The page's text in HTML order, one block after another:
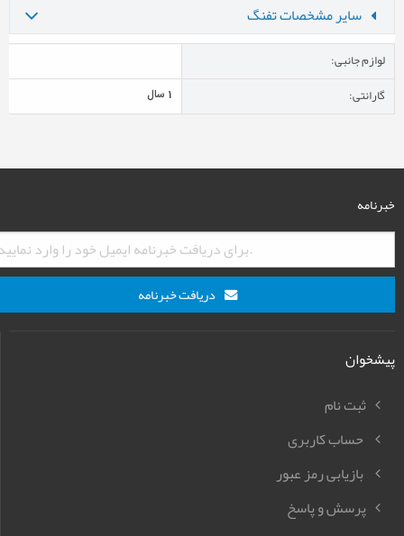
سایر مشخصات تفنگ
لوازم جانبی:
گارانتی:
1 سال
خبرنامه
دریافت خبرنامه
پیشخوان
ثبت نام
حساب کاربری
بازیابی رمز عبور
پرسش و پاسخ